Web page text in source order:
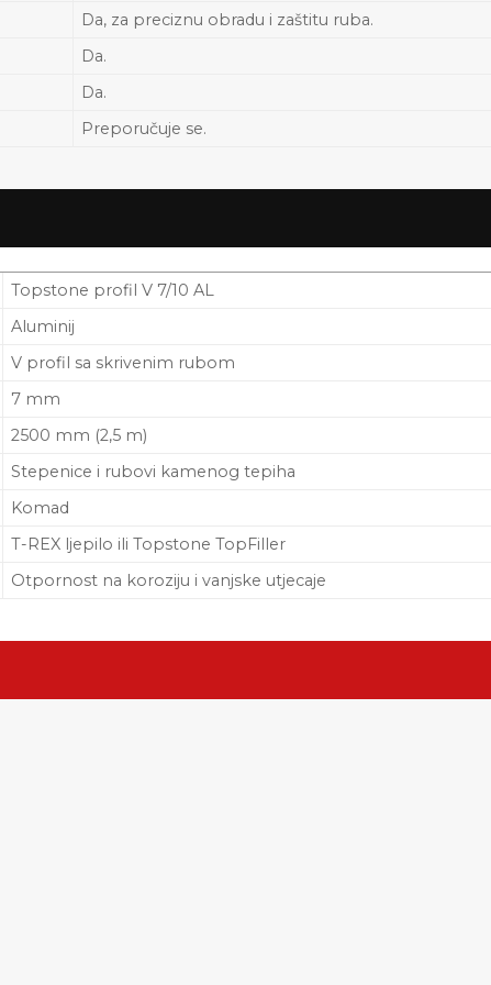
Da, za preciznu obradu i zaštitu ruba.
Da.
Da.
Preporučuje se.
Topstone profil V 7/10 AL
Aluminij
V profil sa skrivenim rubom
7 mm
2500 mm (2,5 m)
Stepenice i rubovi kamenog tepiha
Komad
T-REX ljepilo ili Topstone TopFiller
Otpornost na koroziju i vanjske utjecaje